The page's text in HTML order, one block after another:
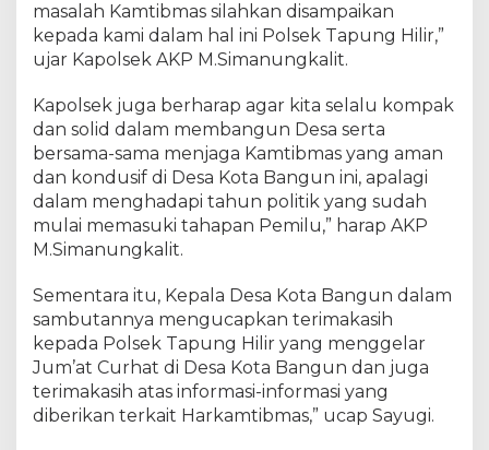
J
u
m
a
t
C
u
r
h
i
D
e
s
a
K
masalah Kamtibmas silahkan disampaikan
kepada kami dalam hal ini Polsek Tapung Hilir,”
ujar Kapolsek AKP M.Simanungkalit.
Kapolsek juga berharap agar kita selalu kompak
dan solid dalam membangun Desa serta
bersama-sama menjaga Kamtibmas yang aman
dan kondusif di Desa Kota Bangun ini, apalagi
dalam menghadapi tahun politik yang sudah
mulai memasuki tahapan Pemilu,” harap AKP
M.Simanungkalit.
Sementara itu, Kepala Desa Kota Bangun dalam
sambutannya mengucapkan terimakasih
kepada Polsek Tapung Hilir yang menggelar
Jum’at Curhat di Desa Kota Bangun dan juga
terimakasih atas informasi-informasi yang
diberikan terkait Harkamtibmas,” ucap Sayugi.